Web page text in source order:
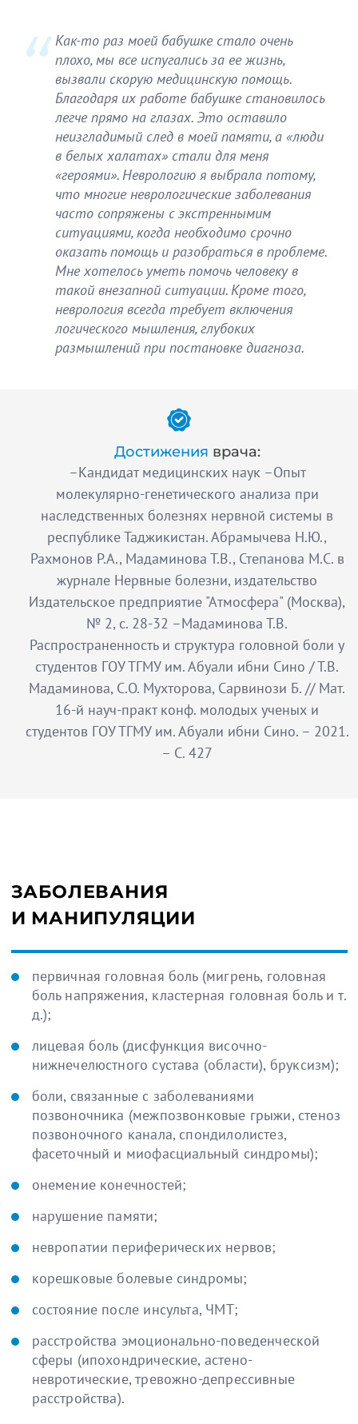
Как-то раз моей бабушке стало очень
плохо, мы все испугались за ее жизнь,
вызвали скорую медицинскую помощь.
Благодаря их работе бабушке становилось
легче прямо на глазах. Это оставило
неизгладимый след в моей памяти, а «люди
в белых халатах» стали для меня
«героями». Неврологию я выбрала потому,
что многие неврологические заболевания
часто сопряжены с экстреннымим
ситуациями, когда необходимо срочно
оказать помощь и разобраться в проблеме.
Мне хотелось уметь помочь человеку в
такой внезапной ситуации. Кроме того,
неврология всегда требует включения
логического мышления, глубоких
размышлений при постановке диагноза.
Достижения врача:
–Кандидат медицинских наук –Опыт
молекулярно-генетического анализа при
наследственных болезнях нервной системы в
республике Таджикистан. Абрамычева Н.Ю.,
Рахмонов Р.А., Мадаминова Т.В., Степанова М.С. в
журнале Нервные болезни, издательство
Издательское предприятие "Атмосфера" (Москва),
№ 2, с. 28-32 –Мадаминова Т.В.
Распространенность и структура головной боли у
студентов ГОУ ТГМУ им. Абуали ибни Сино / Т.В.
Мадаминова, С.О. Мухторова, Сарвинози Б. // Мат.
16-й науч-практ конф. молодых ученых и
студентов ГОУ ТГМУ им. Абуали ибни Сино. – 2021.
– С. 427
ЗАБОЛЕВАНИЯ
И МАНИПУЛЯЦИИ
первичная головная боль (мигрень, головная
боль напряжения, кластерная головная боль и т.
д.);
лицевая боль (дисфункция височно-
нижнечелюстного сустава (области), бруксизм);
боли, связанные с заболеваниями
позвоночника (межпозвонковые грыжи, стеноз
позвоночного канала, спондилолистез,
фасеточный и миофасциальный синдромы);
онемение конечностей;
нарушение памяти;
невропатии периферических нервов;
корешковые болевые синдромы;
состояние после инсульта, ЧМТ;
расстройства эмоционально-поведенческой
сферы (ипохондрические, астено-
невротические, тревожно-депрессивные
расстройства).